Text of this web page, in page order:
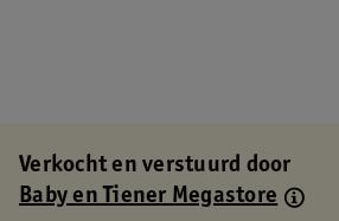
Verkocht en verstuurd door
Baby en Tiener Megastore